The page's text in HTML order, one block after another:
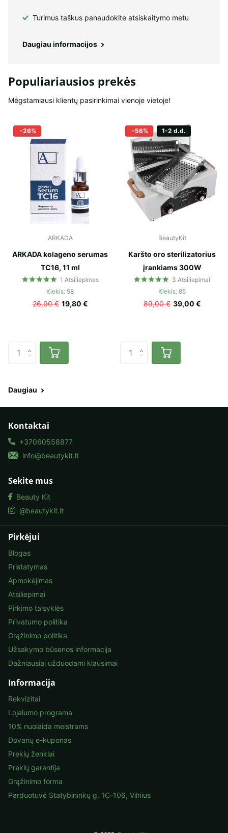
Turimus taškus panaudokite atsiskaitymo metu
Daugiau informacijos
Populiariausios prekės
Mėgstamiausi klientų pasirinkimai vienoje vietoje!
-26%
ARKADA
ARKADA kolageno serumas
TC16, 11 ml
1 Atsiliepimas
Kiekis: 58
26,90 € 19,80 €
-56% 1-2 d.d.
BeautyKit
Karšto oro sterilizatorius
įrankiams 300W
3 Atsiliepimai
Kiekis: 85
89,00 € 39,00 €
Daugiau
Pirkėjui
Blogas
Pristatymas
Apmokėjimas
Atsiliepimai
Pirkimo taisyklės
Privatumo politika
Grąžinimo politika
Užsakymo būsenos informacija
Dažniausiai užduodami klausimai
Informacija
Rekvizitai
Lojalumo programa
10% nuolaida meistrams
Dovanų e-kuponas
Prekių ženklai
Prekių garantija
Grąžinimo forma
Parduotuvė Statybininkų g. 1C-106, Vilnius
Kontaktai
+37060558877
info@beautykit.lt
Sekite mus
Beauty Kit
@beautykit.lt